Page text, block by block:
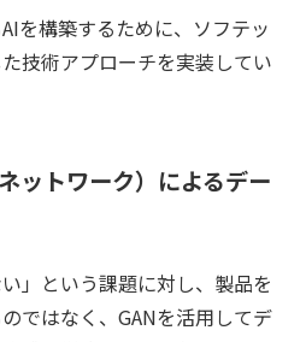
を構築するために、ソフテッ
技術アプローチを実装してい
ットワーク）によるデー
」という課題に対し、製品を
ではなく、GANを活用してデ